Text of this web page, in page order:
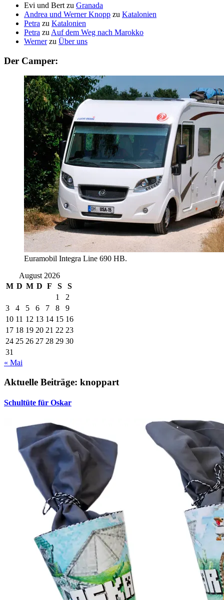
Evi und Bert zu Granada
Andrea und Werner Knopp zu Katalonien
Petra zu Katalonien
Petra zu Auf dem Weg nach Marokko
Wernerzu Über uns
Der Camper:
Euramobil Integra Line 690 HB.
August 2026
M D M D F S
S
1
2
3
4 5 6 7 8
9
10 11 12 13 14 15 16
17 18 19 20 21 22 23
24 25 26 27 28 29 30
31
« Mai
Aktuelle Beiträge: knoppart
Schultüte für Oskar